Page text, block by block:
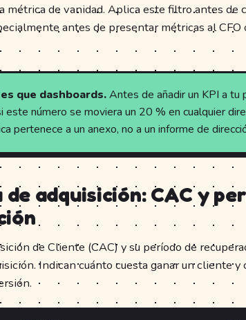
métrica de vanidad. Aplica este filtro antes de
antes de presentar métricas al CFO
que dashboards.Antes de añadir un KPI a tu
este número se moviera un 20 % en cualquier
pertenece a un anexo, no a un informe de
adquisición: CAC y
de Cliente (CAC) y su período de
Indican cuánto cuesta ganar un cliente